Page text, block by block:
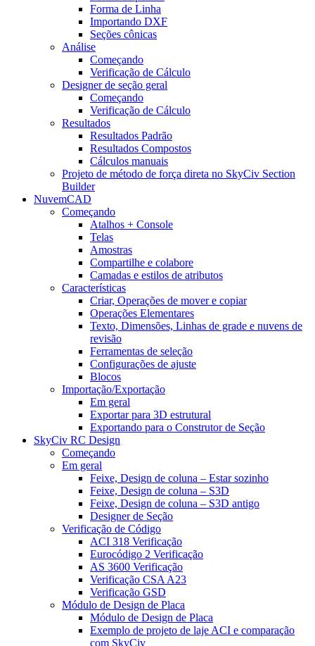
Forma de Linha
Importando DXF
Seções cônicas
Análise
Começando
Verificação de Cálculo
Designer de seção geral
Começando
Verificação de Cálculo
Resultados
Resultados Padrão
Resultados Compostos
Cálculos manuais
Projeto de método de força direta no SkyCiv Section
Builder
NuvemCAD
Começando
Atalhos + Console
Telas
Amostras
Compartilhe e colabore
Camadas e estilos de atributos
Características
Criar, Operações de mover e copiar
Operações Elementares
Texto, Dimensões, Linhas de grade e nuvens de
revisão
Ferramentas de seleção
Configurações de ajuste
Blocos
Importação/Exportação
Em geral
Exportar para 3D estrutural
Exportando para o Construtor de Seção
SkyCiv RC Design
Começando
Em geral
Feixe, Design de coluna – Estar sozinho
Feixe, Design de coluna – S3D
Feixe, Design de coluna – S3D antigo
Designer de Seção
Verificação de Código
ACI 318 Verificação
Eurocódigo 2 Verificação
AS 3600 Verificação
Verificação CSA A23
Verificação GSD
Módulo de Design de Placa
Módulo de Design de Placa
Exemplo de projeto de laje ACI e comparação
com SkyCiv